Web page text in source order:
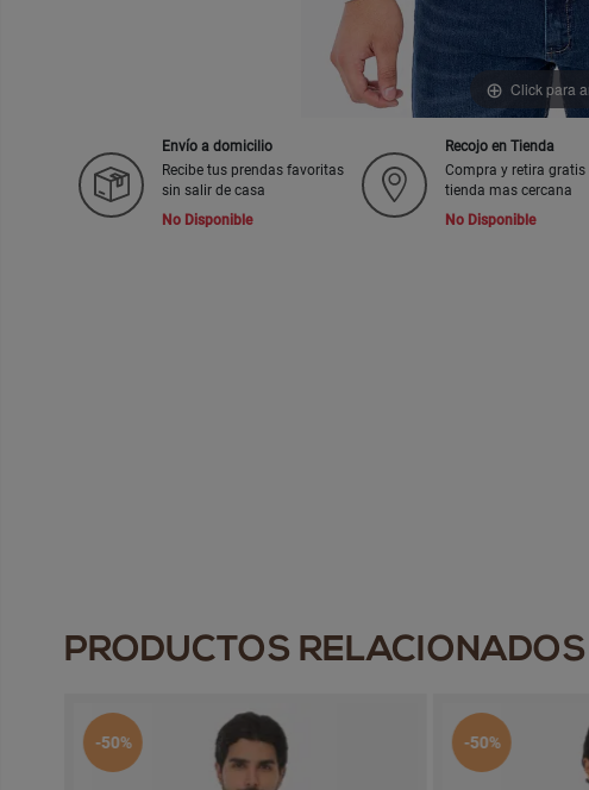
Click para
Envío a domicilio
Recibe tus prendas favoritas
sin salir de casa
No Disponible
Recojo en Tienda
Compra y retira gratis
tienda mas cercana
No Disponible
PRODUCTOS RELACIONADOS
-50% -50%